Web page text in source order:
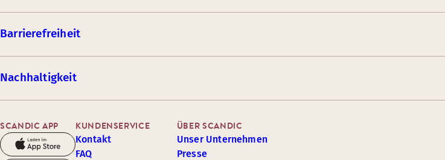
Barrierefreiheit
Nachhaltigkeit
SCANDIC APP KUNDENSERVICE
Kontakt
FAQ
ÜBER SCANDIC
Unser Unternehmen
Presse